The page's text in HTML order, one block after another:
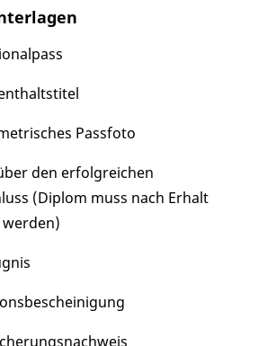
Passfoto
den erfolgreichen
(Diplom muss nach Erhalt